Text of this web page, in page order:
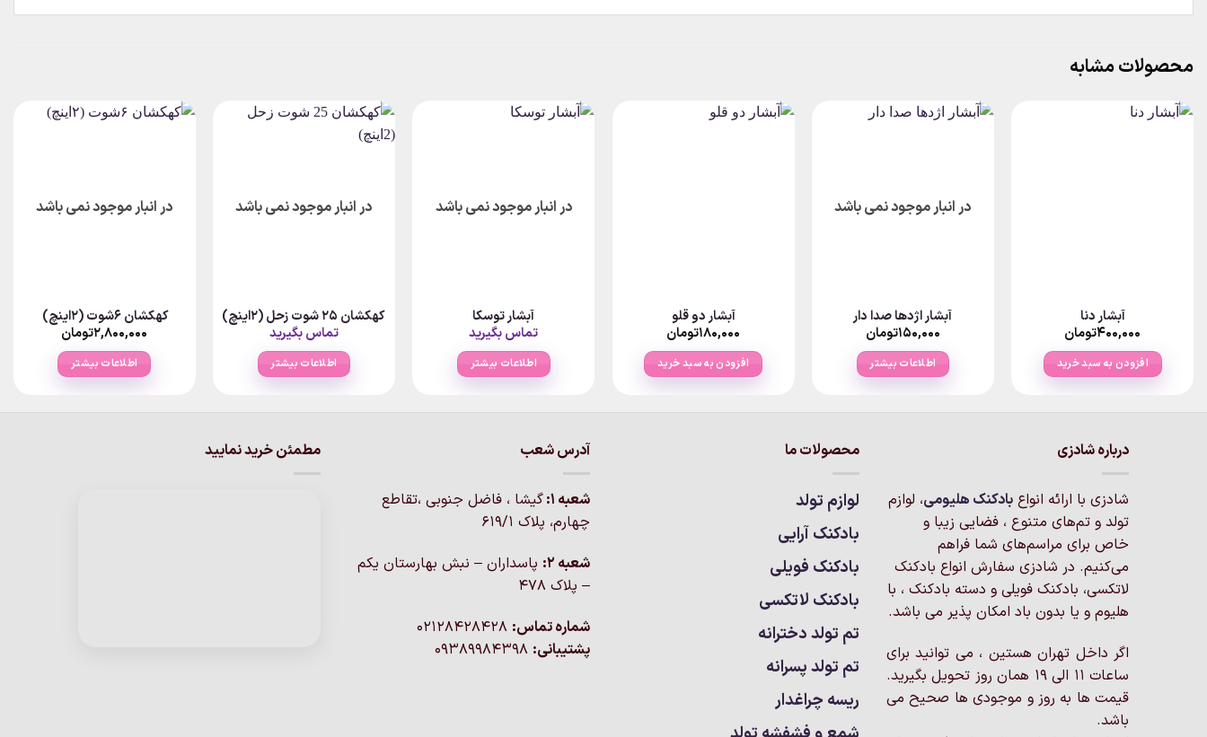
محصولات مشابه
آبشار دنا
۴۰۰,۰۰۰تومان
افزودن به سبد خرید
در انبار موجود نمی باشد
آبشار اژدها صدا دار
۱۵۰,۰۰۰تومان
اطلاعات بیشتر
آبشار دو قلو
۱۸۰,۰۰۰تومان
افزودن به سبد خرید
در انبار موجود نمی باشد
آبشار توسکا
تماس بگیرید
اطلاعات بیشتر
در انبار موجود نمی باشد
کهکشان 25 شوت زحل (2اینچ)
تماس بگیرید
اطلاعات بیشتر
در انبار موجود نمی باشد
کهکشان ۶شوت (۲اینچ)
۲,۸۰۰,۰۰۰تومان
اطلاعات بیشتر
درباره شادزی
شادزی با ارائه انواع بادکنک‌ هلیومی، لوازم
تولد و تم‌های متنوع ، فضایی زیبا و
خاص برای مراسم‌های شما فراهم
می‌کنیم. در شادزی سفارش انواع بادکنک
لاتکسی، بادکنک فویلی و دسته بادکنک ، با
هلیوم و یا بدون باد امکان پذیر می باشد.
اگر داخل تهران هستین ، می توانید برای
ساعات 11 الی 19 همان روز تحویل بگیرید.
قیمت ها به روز و موجودی ها صحیح می
باشد.
محصولات ما
لوازم تولد
بادکنک آرایی
بادکنک فویلی
بادکنک لاتکسی
تم تولد دخترانه
تم تولد پسرانه
ریسه چراغدار
آدرس شعب
شعبه 1:
گيشا ، فاضل جنوبی ،تقاطع
چهارم، پلاک 619/1
شعبه 2:
پاسداران – نبش بهارستان یکم
– پلاک ۴۷۸
شماره تماس:
پشتیبانی:
مطمئن خرید نمایید